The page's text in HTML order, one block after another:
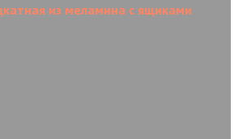
из меламина с ящиками